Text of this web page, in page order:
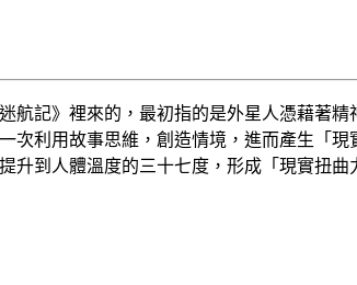
航記》裡來的，最初指的是外星人憑藉著
次利用故事思維，創造情境，進而產生「現
升到人體溫度的三十七度，形成「現實扭曲